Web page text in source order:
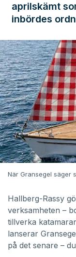
aprilskämt
inbördes
När Gransegel säger
Hallberg-Rassy
verksamheten –
tillverka
lanserar
på det senare –